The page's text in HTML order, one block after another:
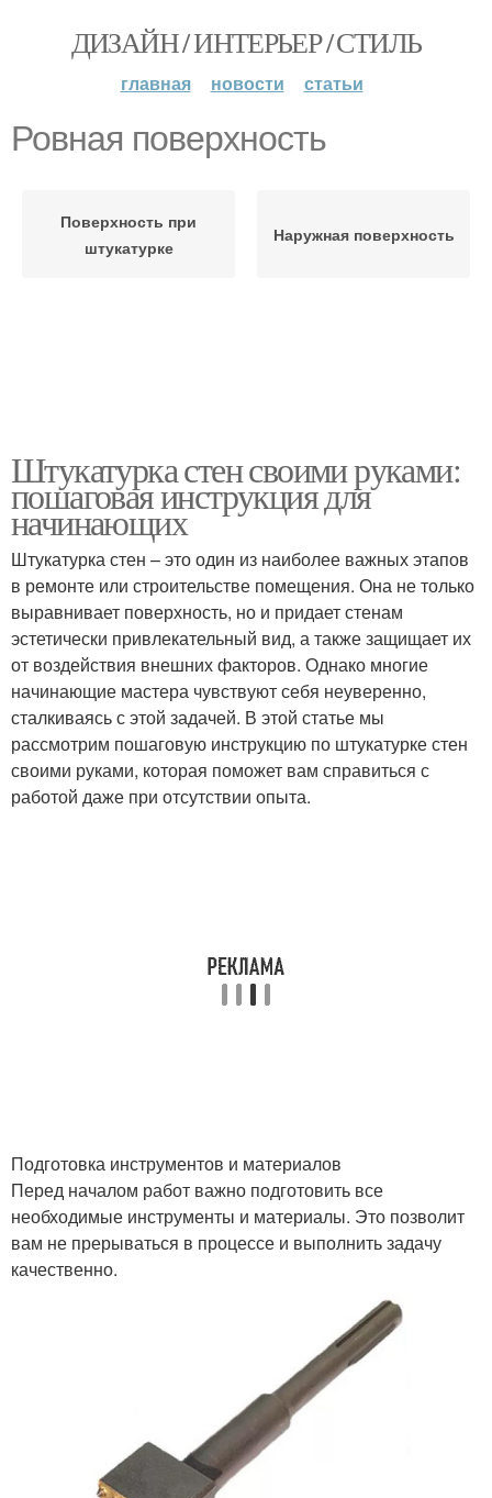
ДИЗАЙН / ИНТЕРЬЕР / СТИЛЬ
главная новости статьи
Ровная поверхность
Поверхность при
штукатурке
Наружная поверхность
Штукатурка стен своими руками:
пошаговая инструкция для
начинающих
Штукатурка стен – это один из наиболее важных этапов
в ремонте или строительстве помещения. Она не только
выравнивает поверхность, но и придает стенам
эстетически привлекательный вид, а также защищает их
от воздействия внешних факторов. Однако многие
начинающие мастера чувствуют себя неуверенно,
сталкиваясь с этой задачей. В этой статье мы
рассмотрим пошаговую инструкцию по штукатурке стен
своими руками, которая поможет вам справиться с
работой даже при отсутствии опыта.
Подготовка инструментов и материалов
Перед началом работ важно подготовить все
необходимые инструменты и материалы. Это позволит
вам не прерываться в процессе и выполнить задачу
качественно.